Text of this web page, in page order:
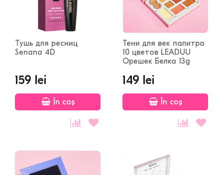
Тушь для ресниц
Senana 4D
159 lei
În coș
Тени для век палитра
10 цветов LEADUU
Орешек Белка 13g
149 lei
În coș